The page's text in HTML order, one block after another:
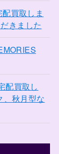
買取しま
きました
配買取し
、秋月型な